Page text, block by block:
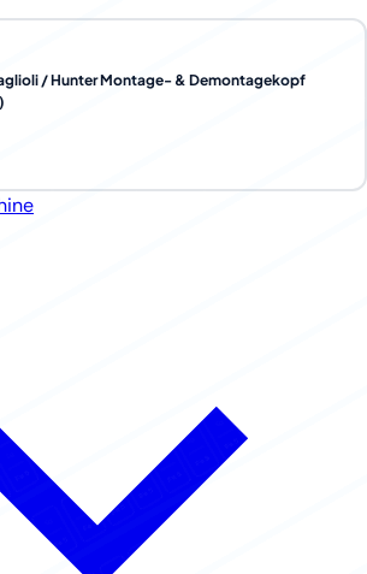
/ Hunter Montage- & Demontagekopf